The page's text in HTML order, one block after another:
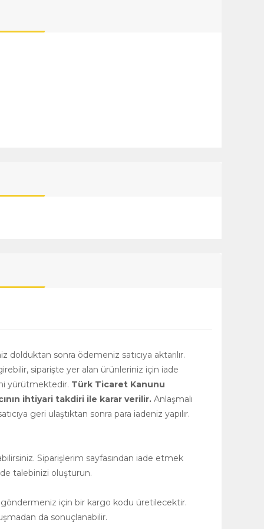
dolduktan sonra ödemeniz satıcıya aktarılır.
siparişte yer alan ürünleriniz için iade
yürütmektedir. Türk Ticaret Kanunu
ihtiyari takdiri ile karar verilir. Anlaşmalı
geri ulaştıktan sonra para iadeniz yapılır.
Siparişlerim sayfasından iade etmek
talebinizi oluşturun.
için bir kargo kodu üretilecektir.
da sonuçlanabilir.